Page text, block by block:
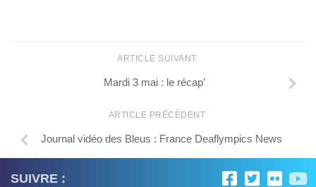
ARTICLE SUIVANT
Mardi 3 mai : le récap’
ARTICLE PRÉCÉDENT
Journal vidéo des Bleus : France Deaflympics News
SUIVRE :